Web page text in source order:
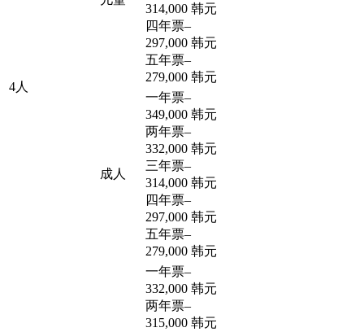
4人
314,000 韩元
四年票–
297,000 韩元
五年票–
279,000 韩元
成人
一年票–
349,000 韩元
两年票–
332,000 韩元
三年票–
314,000 韩元
四年票–
297,000 韩元
五年票–
279,000 韩元
一年票–
332,000 韩元
两年票–
315,000 韩元